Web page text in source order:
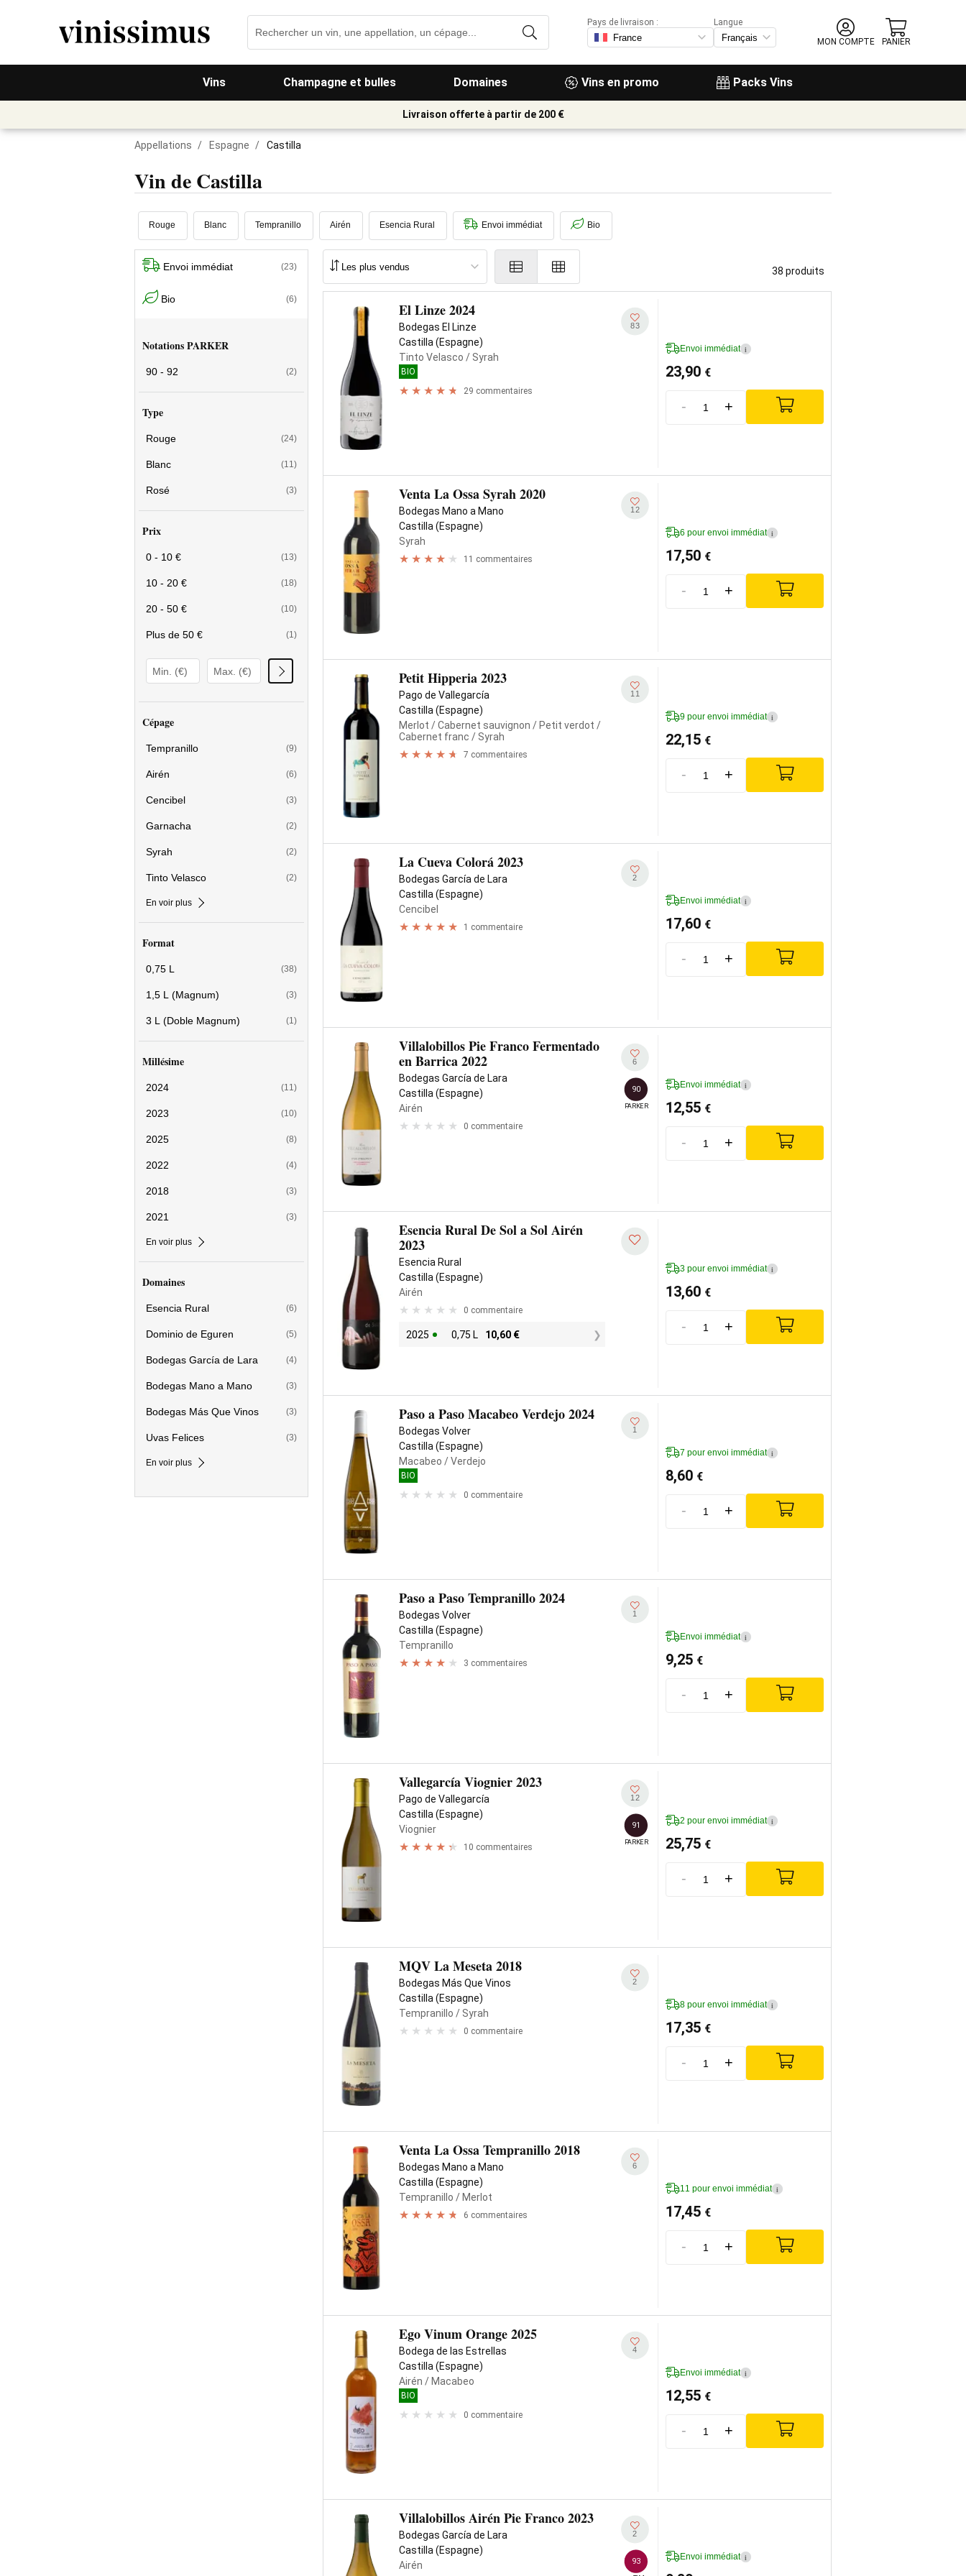
Vins Champagne et bulles Domaines Vins en promo Packs Vins
Pays de livraison :
Langue
MON COMPTE
PANIER
Livraison offerte à partir de 200 €
Appellations / Espagne / Castilla
Vin de Castilla
Rouge Blanc Tempranillo Airén Esencia Rural Envoi immédiat Bio
Envoi immédiat (23)
Bio (6)
Notations PARKER
90 - 92 (2)
Type
Rouge (24)
Blanc (11)
Rosé (3)
Prix
0 - 10 € (13)
10 - 20 € (18)
20 - 50 € (10)
Plus de 50 € (1)
Cépage
Tempranillo (9)
Airén (6)
Cencibel (3)
Garnacha (2)
Syrah (2)
Tinto Velasco (2)
En voir plus
Format
0,75 L (38)
1,5 L (Magnum) (3)
3 L (Doble Magnum) (1)
Millésime
2024 (11)
2023 (10)
2025 (8)
2022 (4)
2018 (3)
2021 (3)
En voir plus
Domaines
Esencia Rural (6)
Dominio de Eguren (5)
Bodegas García de Lara (4)
Bodegas Mano a Mano (3)
Bodegas Más Que Vinos (3)
Uvas Felices (3)
En voir plus
38 produits
El Linze 2024
Bodegas El Linze
Castilla (Espagne)
Tinto Velasco / Syrah
BIO
29 commentaires
83
Envoi immédiat i
23,90 €
- +
Venta La Ossa Syrah 2020
Bodegas Mano a Mano
Castilla (Espagne)
Syrah
11 commentaires
12
6 pour envoi immédiat i
17,50 €
- +
Petit Hipperia 2023
Pago de Vallegarcía
Castilla (Espagne)
Merlot / Cabernet sauvignon / Petit verdot /
Cabernet franc / Syrah
7 commentaires
11
9 pour envoi immédiat i
22,15 €
- +
La Cueva Colorá 2023
Bodegas García de Lara
Castilla (Espagne)
Cencibel
1 commentaire
2
Envoi immédiat i
17,60 €
- +
Villalobillos Pie Franco Fermentado
en Barrica 2022
Bodegas García de Lara
Castilla (Espagne)
Airén
0 commentaire
6
90
PARKER
Envoi immédiat i
12,55 €
- +
Esencia Rural De Sol a Sol Airén
2023
Esencia Rural
Castilla (Espagne)
Airén
0 commentaire
2025 0,75 L 10,60 €
3 pour envoi immédiat i
13,60 €
- +
Paso a Paso Macabeo Verdejo 2024
Bodegas Volver
Castilla (Espagne)
Macabeo / Verdejo
BIO
0 commentaire
1
7 pour envoi immédiat i
8,60 €
- +
Paso a Paso Tempranillo 2024
Bodegas Volver
Castilla (Espagne)
Tempranillo
3 commentaires
1
Envoi immédiat i
9,25 €
- +
Vallegarcía Viognier 2023
Pago de Vallegarcía
Castilla (Espagne)
Viognier
10 commentaires
12
91
PARKER
2 pour envoi immédiat i
25,75 €
- +
MQV La Meseta 2018
Bodegas Más Que Vinos
Castilla (Espagne)
Tempranillo / Syrah
0 commentaire
2
8 pour envoi immédiat i
17,35 €
- +
Venta La Ossa Tempranillo 2018
Bodegas Mano a Mano
Castilla (Espagne)
Tempranillo / Merlot
6 commentaires
6
11 pour envoi immédiat i
17,45 €
- +
Ego Vinum Orange 2025
Bodega de las Estrellas
Castilla (Espagne)
Airén / Macabeo
BIO
0 commentaire
4
Envoi immédiat i
12,55 €
- +
Villalobillos Airén Pie Franco 2023
Bodegas García de Lara
Castilla (Espagne)
Airén
2
93 Envoi immédiat i